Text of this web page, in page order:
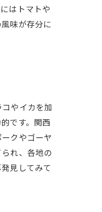
はトマトや
味が存分に
やイカを加
です。関西
クやゴーヤ
れ、各地の
見してみて